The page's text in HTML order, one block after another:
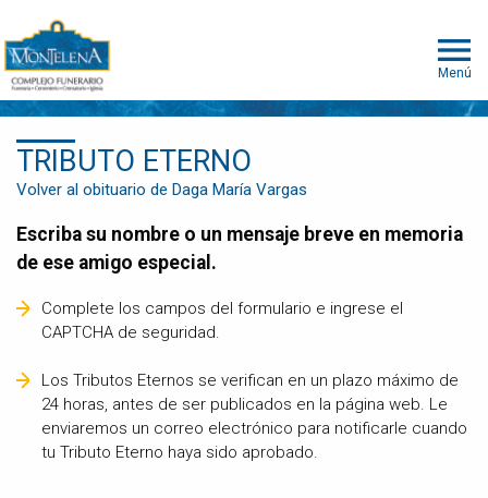
Menú
TRIBUTO ETERNO
Volver al obituario de Daga María Vargas
Escriba su nombre o un mensaje breve en memoria
de ese amigo especial.
Complete los campos del formulario e ingrese el
CAPTCHA de seguridad.
Los Tributos Eternos se verifican en un plazo máximo de
24 horas, antes de ser publicados en la página web. Le
enviaremos un correo electrónico para notificarle cuando
tu Tributo Eterno haya sido aprobado.